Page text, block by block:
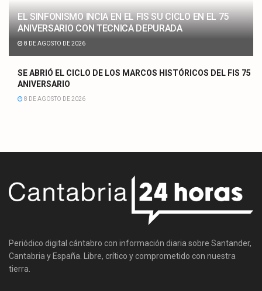
EL SINFONISMO INCIA EN EL FIS SU CICLO EN EL 75
ANIVERSARIO CON TECNICA DEPURADA
8 DE AGOSTO DE 2026
SE ABRIÓ EL CICLO DE LOS MARCOS HISTÓRICOS DEL FIS 75
ANIVERSARIO
8 DE AGOSTO DE 2026
Periódico digital cántabro con información diaria sobre Santander,
Cantabria y España. Libre, crítico y comprometido con nuestra
tierra.